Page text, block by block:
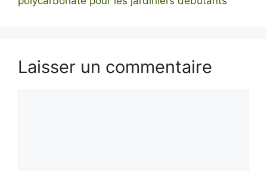
Laisser un commentaire